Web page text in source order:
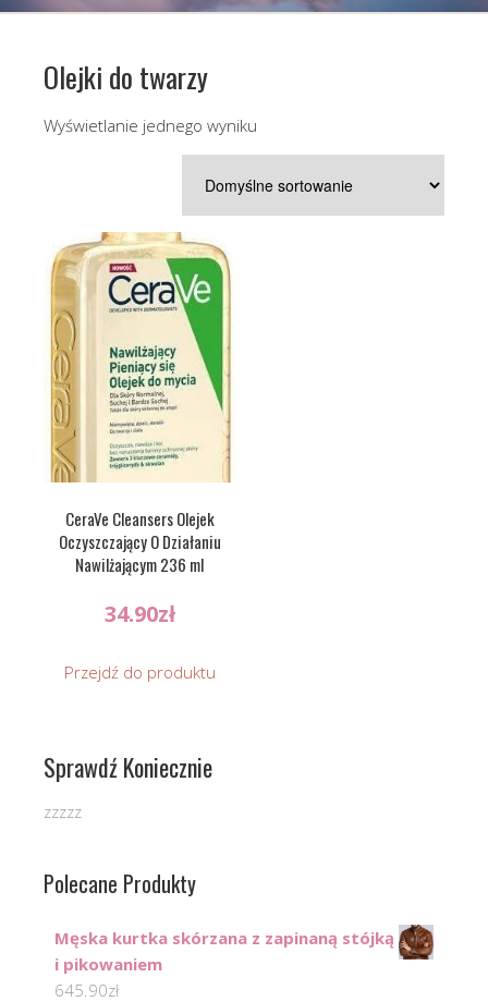
Olejki do twarzy
Wyświetlanie jednego wyniku
CeraVe Cleansers Olejek
Oczyszczający O Działaniu
Nawilżającym 236 ml
34.90zł
Przejdź do produktu
Sprawdź Koniecznie
zzzzz
Polecane Produkty
Męska kurtka skórzana z zapinaną stójką
i pikowaniem
645.90zł